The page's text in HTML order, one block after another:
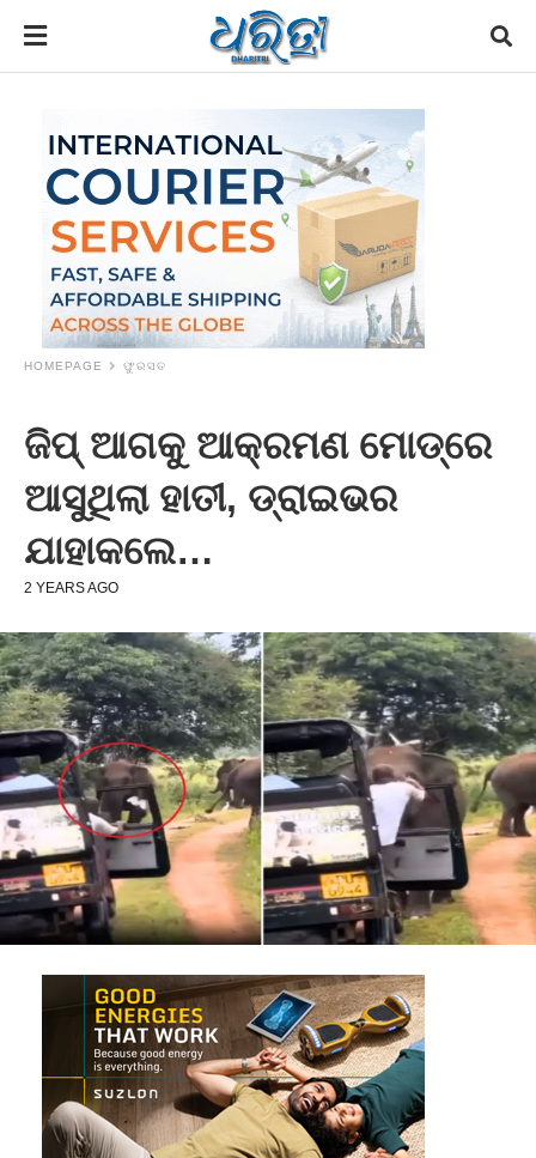
HOMEPAGE ଫୁରସତ
ଜିପ୍‌ ଆଗକୁ ଆକ୍ରମଣ ମୋଡ୍‌ରେ
ଆସୁଥିଲା ହାତୀ, ଡ୍ରାଇଭର
ଯାହାକଲେ…
2 YEARS AGO